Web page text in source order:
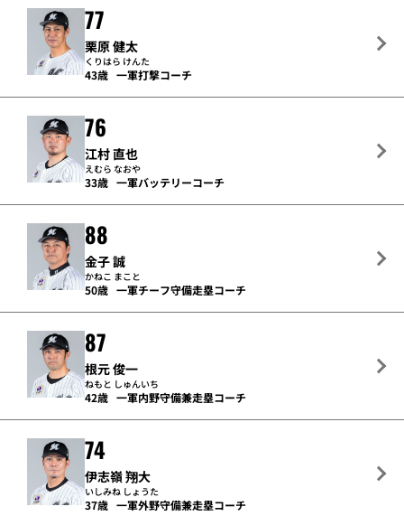
77
栗原 健太
くりはら けんた
43歳 一軍打撃コーチ
76
江村 直也
えむら なおや
33歳 一軍バッテリーコーチ
88
金子 誠
かねこ まこと
50歳 一軍チーフ守備走塁コーチ
87
根元 俊一
ねもと しゅんいち
42歳 一軍内野守備兼走塁コーチ
74
伊志嶺 翔大
いしみね しょうた
37歳 一軍外野守備兼走塁コーチ